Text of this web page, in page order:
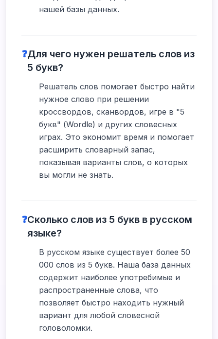
нашей базы данных.
❓Для чего нужен решатель слов из
5 букв?
Решатель слов помогает быстро найти
нужное слово при решении
кроссвордов, сканвордов, игре в "5
букв" (Wordle) и других словесных
играх. Это экономит время и помогает
расширить словарный запас,
показывая варианты слов, о которых
вы могли не знать.
❓Сколько слов из 5 букв в русском
языке?
В русском языке существует более 50
000 слов из 5 букв. Наша база данных
содержит наиболее употребимые и
распространенные слова, что
позволяет быстро находить нужный
вариант для любой словесной
головоломки.